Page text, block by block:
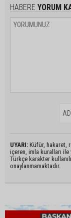
HABERE YORUM
UYARI: Küfür, hakaret,
içeren, imla kuralları ile
Türkçe karakter
onaylanmamaktadır.